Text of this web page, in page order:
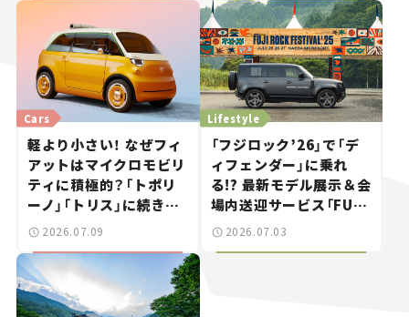
Cars
軽より小さい！ なぜフィ
アットはマイクロモビリ
ティに積極的？「トポリ
ーノ」「トリス」に続きコ
ンセプトカー「ムルティ
2026.07.09
Lifestyle
「フジロック’26」で「デ
ィフェンダー」に乗れ
る!? 最新モデル展示＆会
場内送迎サービス「FUJI
ROCK go round」で冒
2026.07.03